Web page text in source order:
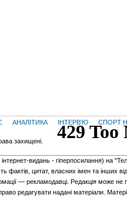
АНАЛІТИКА ІНТЕРВ'Ю СПОРТ
захищені.
видань - гiперпосилання) на
фактів, цитат, власних імен та інших
— рекламодавці. Редакція може не
редагувати надані матеріали.